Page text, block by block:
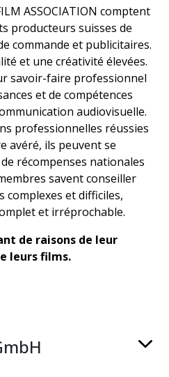
ASSOCIATION comptent
producteurs suisses de
commande et publicitaires.
et une créativité élevées.
savoir-faire professionnel
et de compétences
audiovisuelle.
professionnelles réussies
avéré, ils peuvent se
récompenses nationales
savent conseiller
complexes et difficiles,
et irréprochable.
de raisons de leur
leurs films.